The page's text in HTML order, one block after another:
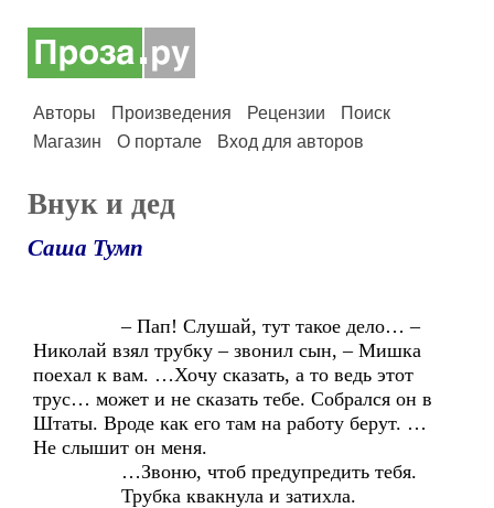
Авторы Произведения Рецензии
Поиск
Магазин
О портале Вход для авторов
Внук и дед
Саша Тумп
– Пап! Слушай, тут такое дело… –
Николай взял трубку – звонил сын, – Мишка
поехал к вам. …Хочу сказать, а то ведь этот
трус… может и не сказать тебе. Собрался он в
Штаты. Вроде как его там на работу берут. …
Не слышит он меня.
…Звоню, чтоб предупредить тебя.
Трубка квакнула и затихла.